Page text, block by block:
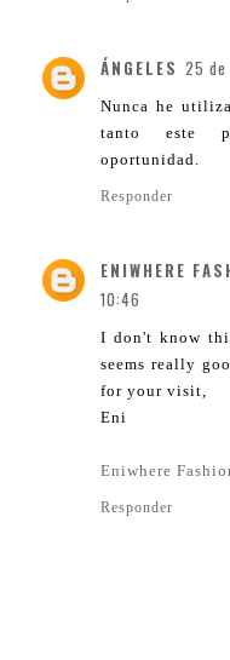
ÁNGELES 25
Nunca he
tanto este
oportunidad.
Responder
ENIWHERE
10:46
I don't know
seems really
for your visit,
Eni
Eniwhere
Responder